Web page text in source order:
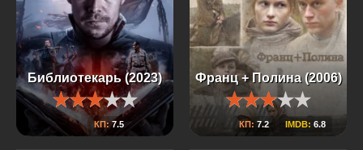
Библиотекарь (2023)
КП:7.5
Франц + Полина (2006)
КП: 7.2 IMDB: 6.8